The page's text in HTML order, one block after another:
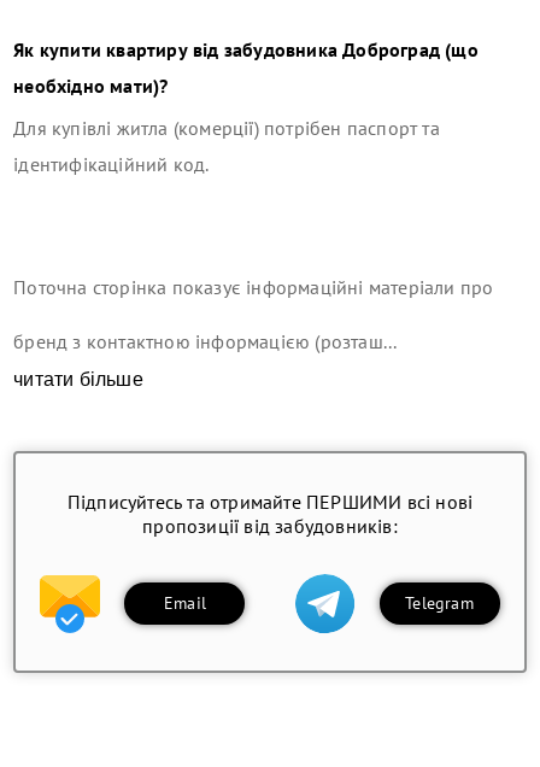
Як купити квартиру від забудовникаДоброград (що
необхідно мати)?
Для купівлі житла (комерції) потрібен паспорт та
ідентифікаційний код.
Поточна сторінка показує інформаційні матеріали про
бренд з контактною інформацією (розташ...
читати більше
Підписуйтесь та отримайте ПЕРШИМИ всі нові
пропозиції від забудовників:
Email Telegram